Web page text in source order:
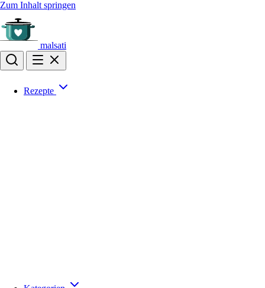
Zum Inhalt springen
malsati
Rezepte